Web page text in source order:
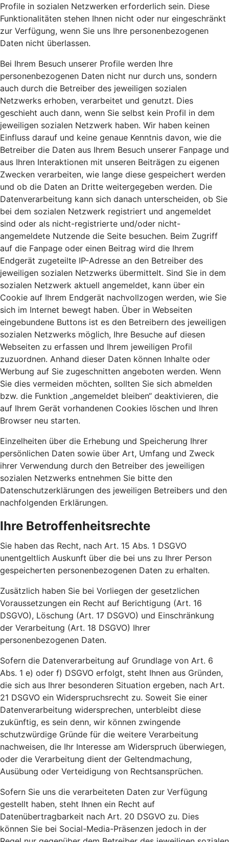
Profile in sozialen Netzwerken erforderlich sein. Diese
Funktionalitäten stehen Ihnen nicht oder nur eingeschränkt
zur Verfügung, wenn Sie uns Ihre personenbezogenen
Daten nicht überlassen.
Bei Ihrem Besuch unserer Profile werden Ihre
personenbezogenen Daten nicht nur durch uns, sondern
auch durch die Betreiber des jeweiligen sozialen
Netzwerks erhoben, verarbeitet und genutzt. Dies
geschieht auch dann, wenn Sie selbst kein Profil in dem
jeweiligen sozialen Netzwerk haben. Wir haben keinen
Einfluss darauf und keine genaue Kenntnis davon, wie die
Betreiber die Daten aus Ihrem Besuch unserer Fanpage und
aus Ihren Interaktionen mit unseren Beiträgen zu eigenen
Zwecken verarbeiten, wie lange diese gespeichert werden
und ob die Daten an Dritte weitergegeben werden. Die
Datenverarbeitung kann sich danach unterscheiden, ob Sie
bei dem sozialen Netzwerk registriert und angemeldet
sind oder als nicht-registrierte und/oder nicht-
angemeldete Nutzende die Seite besuchen. Beim Zugriff
auf die Fanpage oder einen Beitrag wird die Ihrem
Endgerät zugeteilte IP-Adresse an den Betreiber des
jeweiligen sozialen Netzwerks übermittelt. Sind Sie in dem
sozialen Netzwerk aktuell angemeldet, kann über ein
Cookie auf Ihrem Endgerät nachvollzogen werden, wie Sie
sich im Internet bewegt haben. Über in Webseiten
eingebundene Buttons ist es den Betreibern des jeweiligen
sozialen Netzwerks möglich, Ihre Besuche auf diesen
Webseiten zu erfassen und Ihrem jeweiligen Profil
zuzuordnen. Anhand dieser Daten können Inhalte oder
Werbung auf Sie zugeschnitten angeboten werden. Wenn
Sie dies vermeiden möchten, sollten Sie sich abmelden
bzw. die Funktion „angemeldet bleiben“ deaktivieren, die
auf Ihrem Gerät vorhandenen Cookies löschen und Ihren
Browser neu starten.
Einzelheiten über die Erhebung und Speicherung Ihrer
persönlichen Daten sowie über Art, Umfang und Zweck
ihrer Verwendung durch den Betreiber des jeweiligen
sozialen Netzwerks entnehmen Sie bitte den
Datenschutzerklärungen des jeweiligen Betreibers und den
nachfolgenden Erklärungen.
Ihre Betroffenheitsrechte
Sie haben das Recht, nach Art. 15 Abs. 1 DSGVO
unentgeltlich Auskunft über die bei uns zu Ihrer Person
gespeicherten personenbezogenen Daten zu erhalten.
Zusätzlich haben Sie bei Vorliegen der gesetzlichen
Voraussetzungen ein Recht auf Berichtigung (Art. 16
DSGVO), Löschung (Art. 17 DSGVO) und Einschränkung
der Verarbeitung (Art. 18 DSGVO) Ihrer
personenbezogenen Daten.
Sofern die Datenverarbeitung auf Grundlage von Art. 6
Abs. 1 e) oder f) DSGVO erfolgt, steht Ihnen aus Gründen,
die sich aus Ihrer besonderen Situation ergeben, nach Art.
21 DSGVO ein Widerspruchsrecht zu. Soweit Sie einer
Datenverarbeitung widersprechen, unterbleibt diese
zukünftig, es sein denn, wir können zwingende
schutzwürdige Gründe für die weitere Verarbeitung
nachweisen, die Ihr Interesse am Widerspruch überwiegen,
oder die Verarbeitung dient der Geltendmachung,
Ausübung oder Verteidigung von Rechtsansprüchen.
Sofern Sie uns die verarbeiteten Daten zur Verfügung
gestellt haben, steht Ihnen ein Recht auf
Datenübertragbarkeit nach Art. 20 DSGVO zu. Dies
können Sie bei Social-Media-Präsenzen jedoch in der